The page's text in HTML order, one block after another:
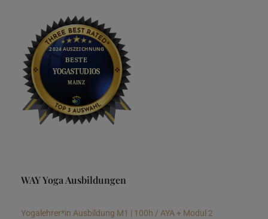
WAY Yoga Ausbildungen
Yogalehrer*in Ausbildung M1 | 100h / AYA + Modul 2